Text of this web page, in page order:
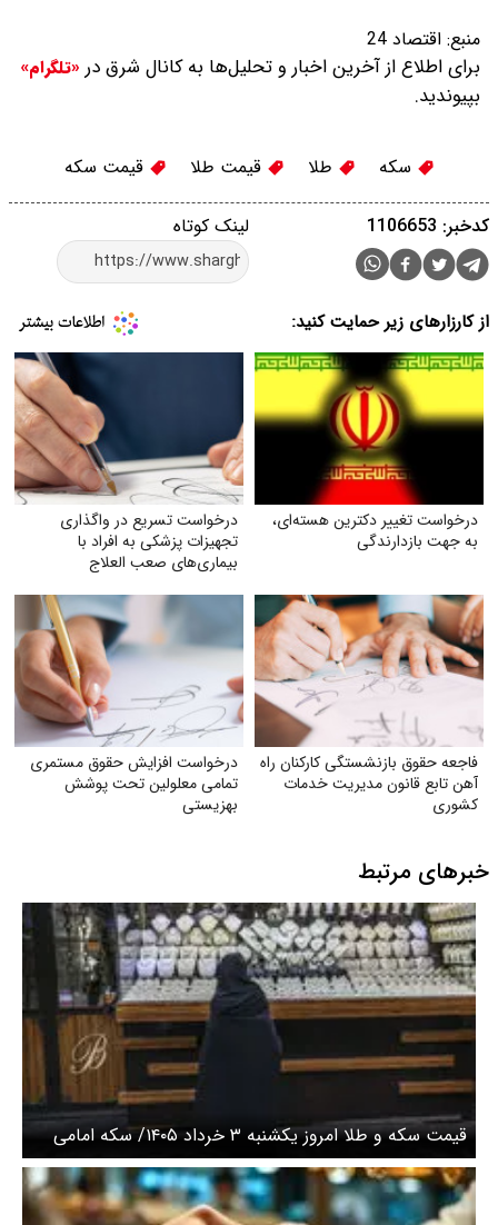
منبع: اقتصاد 24
برای اطلاع از آخرین اخبار و تحلیل‌ها به کانال شرق در «تلگرام»
بپیوندید.
سکه طلا قیمت طلا قیمت سکه
لینک کوتاه کدخبر: 1106653
از کارزارهای زیر حمایت کنید:
درخواست تغییر دکترین هسته‌ای،
به جهت بازدارندگی
درخواست تسریع در واگذاری
تجهیزات پزشکی به افراد با
بیماری‌های صعب العلاج
فاجعه حقوق بازنشستگی کارکنان راه
آهن تابع قانون مدیریت خدمات
کشوری
درخواست افزایش حقوق مستمری
تمامی معلولین تحت پوشش
بهزیستی
خبرهای مرتبط
قیمت سکه و طلا امروز یکشنبه ۳ خرداد ۱۴۰۵/ سکه امامی
امروز چند؟+ جدول